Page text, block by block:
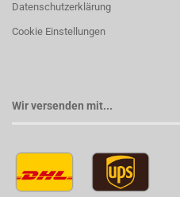
Datenschutzerklärung
Cookie Einstellungen
Wir versenden mit...